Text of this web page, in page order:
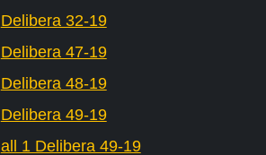
Delibera 32-19
Delibera 47-19
Delibera 48-19
Delibera 49-19
all 1 Delibera 49-19